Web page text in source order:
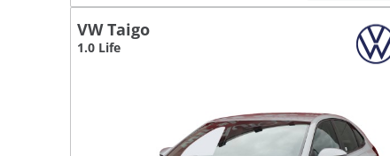
VW Taigo
1.0 Life